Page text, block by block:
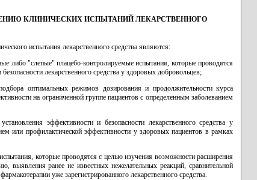
КЛИНИЧЕСКИХ ИСПЫТАНИЙ ЛЕКАРСТВЕННОГО
испытания лекарственного средства являются:
либо "слепые" плацебо-контролируемые испытания, которые проводятся
лекарственного средства у здоровых добровольцев;
оптимальных режимов дозирования и продолжительности курса
на ограниченной группе пациентов с определенным заболеванием
эффективности и безопасности лекарственного средства у
или профилактической эффективности у здоровых пациентов в рамках
которые проводятся с целью изучения возможности расширения
выявления ранее не известных нежелательных реакций, сравнительной
уже зарегистрированного лекарственного средства.